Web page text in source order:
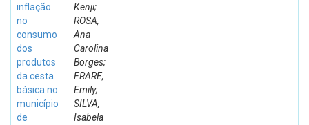
inflação
no
consumo
dos
produtos
da cesta
básica no
município
de
Kenji;
ROSA,
Ana
Carolina
Borges;
FRARE,
Emily;
SILVA,
Isabela